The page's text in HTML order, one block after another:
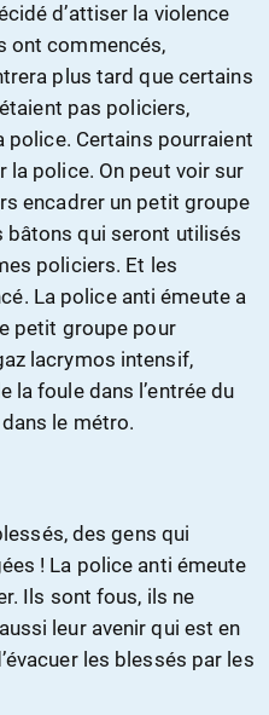
d’attiser la violence
ont commencés,
plus tard que certains
pas policiers,
police. Certains pourraient
police. On peut voir sur
encadrer un petit groupe
bâtons qui seront utilisés
policiers. Et les
La police anti émeute a
petit groupe pour
lacrymos intensif,
la foule dans l’entrée du
le métro.
des gens qui
! La police anti émeute
Ils sont fous, ils ne
leur avenir qui est en
les blessés par les